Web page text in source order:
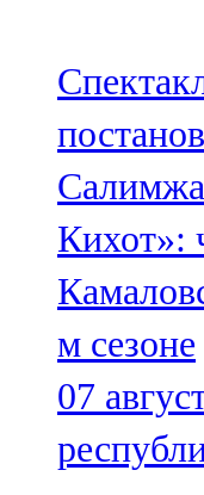
Кихот»:
м сезоне
07